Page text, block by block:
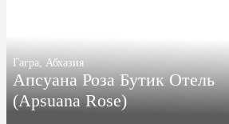
Гагра, Абхазия
Апсуана Роза Бутик Отель
(Apsuana Rose)